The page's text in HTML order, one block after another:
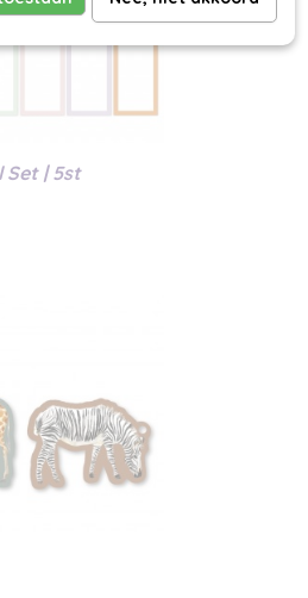
Set | 5st